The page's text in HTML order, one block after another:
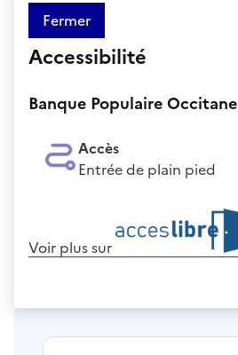
Fermer
Accessibilité
Banque Populaire Occitane
Accès
Entrée de plain pied
Voir plus sur